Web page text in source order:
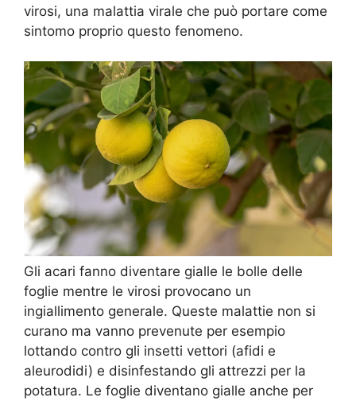
virosi, una malattia virale che può portare come
sintomo proprio questo fenomeno.
Gli acari fanno diventare gialle le bolle delle
foglie mentre le virosi provocano un
ingiallimento generale. Queste malattie non si
curano ma vanno prevenute per esempio
lottando contro gli insetti vettori (afidi e
aleurodidi) e disinfestando gli attrezzi per la
potatura. Le foglie diventano gialle anche per